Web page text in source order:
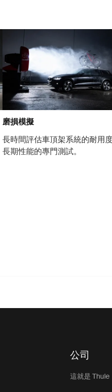
磨損模擬
長時間評估車頂架系統的耐用
長期性能的專門測試。
公司
這就是 Thule